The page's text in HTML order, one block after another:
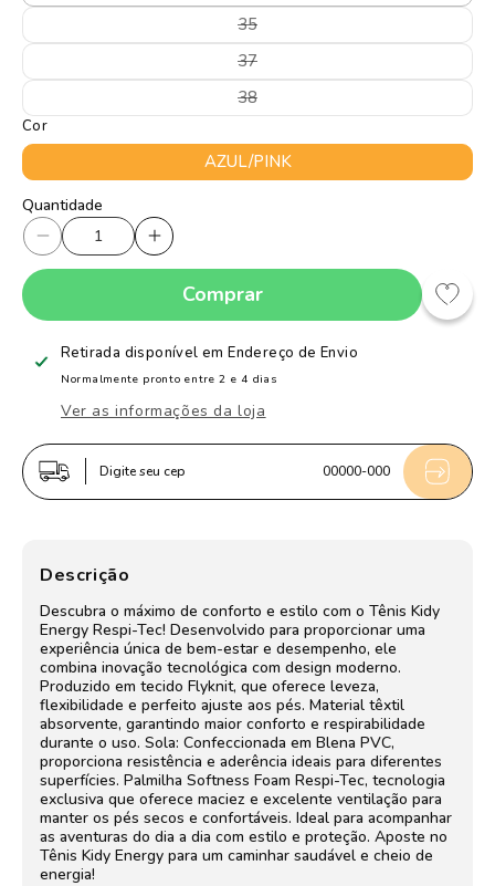
35Variante
esgotada
ou
37Variante
esgotada
ou
38Variante
esgotada
indisponível
Cor
AZUL/PINK
Quantidade
Quantidade
Diminuir
a
de
Tênis
Kidy
Energy
Azul
e
Aumentar
a
quantidade
de
Tênis
Kidy
Energy
Comprar
Retirada disponível emEndereço de Envio
Normalmente pronto entre 2 e 4 dias
Ver as informações da loja
Digite seu cep 00000-000
Descrição
Descubra o máximo de conforto e estilo com o Tênis Kidy
Energy Respi-Tec! Desenvolvido para proporcionar uma
experiência única de bem-estar e desempenho, ele
combina inovação tecnológica com design moderno.
Produzido em tecido Flyknit, que oferece leveza,
flexibilidade e perfeito ajuste aos pés. Material têxtil
absorvente, garantindo maior conforto e respirabilidade
durante o uso. Sola: Confeccionada em Blena PVC,
proporciona resistência e aderência ideais para diferentes
superfícies. Palmilha Softness Foam Respi-Tec, tecnologia
exclusiva que oferece maciez e excelente ventilação para
manter os pés secos e confortáveis. Ideal para acompanhar
as aventuras do dia a dia com estilo e proteção. Aposte no
Tênis Kidy Energy para um caminhar saudável e cheio de
energia!